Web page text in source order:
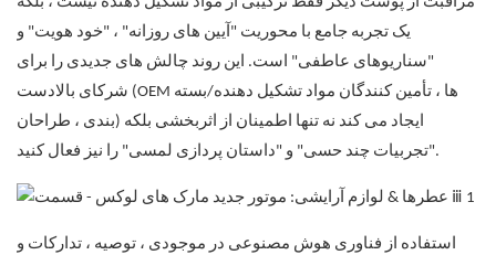
یک تجربه جامع با محوریت "آیین های روزانه" ، "خود هویت" و
"سناریوهای عاطفی" است. این روند چالش های جدیدی را برای
شرکای بالادست (OEM ها ، تأمین کنندگان مواد تشکیل دهنده/بسته
بندی ، طراحان) ایجاد می کند نه تنها اطمینان از اثربخشی بلکه
"تجربیات چند حسی" و "داستان پردازی لمسی" را نیز فعال کنید.
استفاده از فناوری هوش مصنوعی در موجودی ، توصیه ، تدارکات و